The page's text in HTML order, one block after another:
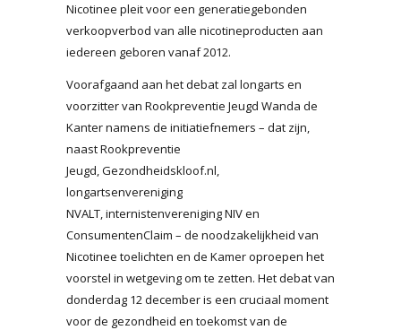
Nicotinee pleit voor een generatiegebonden
verkoopverbod van alle nicotineproducten aan
iedereen geboren vanaf 2012.
Voorafgaand aan het debat zal longarts en
voorzitter van Rookpreventie Jeugd Wanda de
Kanter namens de initiatiefnemers – dat zijn,
naast Rookpreventie
Jeugd, Gezondheidskloof.nl,
longartsenvereniging
NVALT, internistenvereniging NIV en
ConsumentenClaim – de noodzakelijkheid van
Nicotinee toelichten en de Kamer oproepen het
voorstel in wetgeving om te zetten. Het debat van
donderdag 12 december is een cruciaal moment
voor de gezondheid en toekomst van de